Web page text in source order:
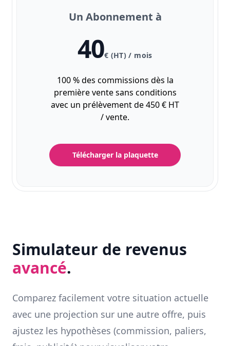
Un Abonnement à
40€ (HT) / mois
100 % des commissions dès la
première vente sans conditions
avec un prélèvement de 450 € HT
/ vente.
Télécharger la plaquette
Simulateur de revenus
avancé.
Comparez facilement votre situation actuelle
avec une projection sur une autre offre, puis
ajustez les hypothèses (commission, paliers,